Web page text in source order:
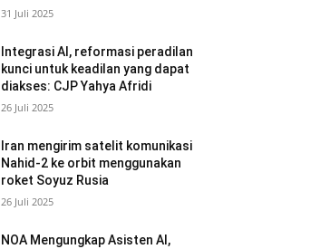
31 Juli 2025
Integrasi AI, reformasi peradilan
kunci untuk keadilan yang dapat
diakses: CJP Yahya Afridi
26 Juli 2025
Iran mengirim satelit komunikasi
Nahid-2 ke orbit menggunakan
roket Soyuz Rusia
26 Juli 2025
NOA Mengungkap Asisten AI,